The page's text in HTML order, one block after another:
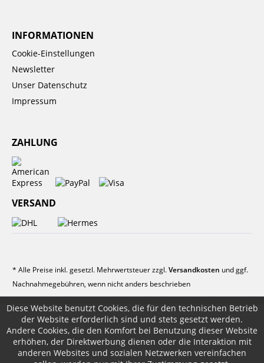
INFORMATIONEN
Cookie-Einstellungen
Newsletter
Unser Datenschutz
Impressum
ZAHLUNG
VERSAND
* Alle Preise inkl. gesetzl. Mehrwertsteuer zzgl.Versandkosten und ggf.
Nachnahmegebühren, wenn nicht anders beschrieben
Diese Website benutzt Cookies, die für den technischen Betrieb
der Website erforderlich sind und stets gesetzt werden.
Andere Cookies, die den Komfort bei Benutzung dieser Website
erhöhen, der Direktwerbung dienen oder die Interaktion mit
anderen Websites und sozialen Netzwerken vereinfachen